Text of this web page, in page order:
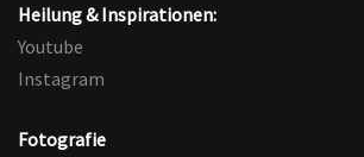
Heilung & Inspirationen:
Youtube
Instagram
Fotografie